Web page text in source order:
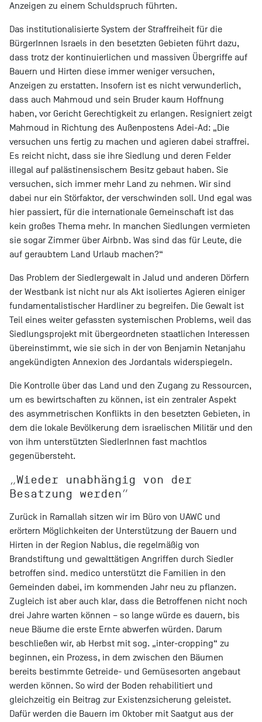
Anzeigen zu einem Schuldspruch führten.
Das institutionalisierte System der Straffreiheit für die
BürgerInnen Israels in den besetzten Gebieten führt dazu,
dass trotz der kontinuierlichen und massiven Übergriffe auf
Bauern und Hirten diese immer weniger versuchen,
Anzeigen zu erstatten. Insofern ist es nicht verwunderlich,
dass auch Mahmoud und sein Bruder kaum Hoffnung
haben, vor Gericht Gerechtigkeit zu erlangen. Resigniert zeigt
Mahmoud in Richtung des Außenpostens Adei-Ad: „Die
versuchen uns fertig zu machen und agieren dabei straffrei.
Es reicht nicht, dass sie ihre Siedlung und deren Felder
illegal auf palästinensischem Besitz gebaut haben. Sie
versuchen, sich immer mehr Land zu nehmen. Wir sind
dabei nur ein Störfaktor, der verschwinden soll. Und egal was
hier passiert, für die internationale Gemeinschaft ist das
kein großes Thema mehr. In manchen Siedlungen vermieten
sie sogar Zimmer über Airbnb. Was sind das für Leute, die
auf geraubtem Land Urlaub machen?“
Das Problem der Siedlergewalt in Jalud und anderen Dörfern
der Westbank ist nicht nur als Akt isoliertes Agieren einiger
fundamentalistischer Hardliner zu begreifen. Die Gewalt ist
Teil eines weiter gefassten systemischen Problems, weil das
Siedlungsprojekt mit übergeordneten staatlichen Interessen
übereinstimmt, wie sie sich in der von Benjamin Netanjahu
angekündigten Annexion des Jordantals widerspiegeln.
Die Kontrolle über das Land und den Zugang zu Ressourcen,
um es bewirtschaften zu können, ist ein zentraler Aspekt
des asymmetrischen Konflikts in den besetzten Gebieten, in
dem die lokale Bevölkerung dem israelischen Militär und den
von ihm unterstützten SiedlerInnen fast machtlos
gegenübersteht.
„Wieder unabhängig von der
Besatzung werden“
Zurück in Ramallah sitzen wir im Büro von UAWC und
erörtern Möglichkeiten der Unterstützung der Bauern und
Hirten in der Region Nablus, die regelmäßig von
Brandstiftung und gewalttätigen Angriffen durch Siedler
betroffen sind. medico unterstützt die Familien in den
Gemeinden dabei, im kommenden Jahr neu zu pflanzen.
Zugleich ist aber auch klar, dass die Betroffenen nicht noch
drei Jahre warten können – so lange würde es dauern, bis
neue Bäume die erste Ernte abwerfen würden. Darum
beschließen wir, ab Herbst mit sog. „inter-cropping“ zu
beginnen, ein Prozess, in dem zwischen den Bäumen
bereits bestimmte Getreide- und Gemüsesorten angebaut
werden können. So wird der Boden rehabilitiert und
gleichzeitig ein Beitrag zur Existenzsicherung geleistet.
Dafür werden die Bauern im Oktober mit Saatgut aus der